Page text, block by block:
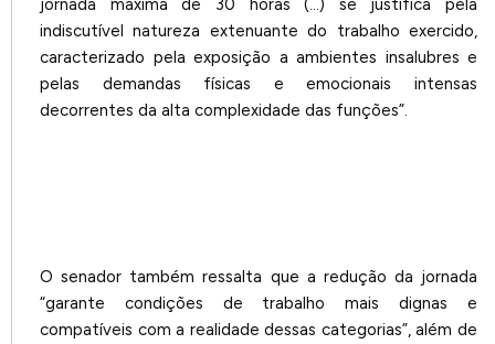
jornada máxima de 30 horas (…) se justifica pela
indiscutível natureza extenuante do trabalho exercido,
caracterizado pela exposição a ambientes insalubres e
pelas demandas físicas e emocionais intensas
decorrentes da alta complexidade das funções”.
O senador também ressalta que a redução da jornada
“garante condições de trabalho mais dignas e
compatíveis com a realidade dessas categorias”, além de